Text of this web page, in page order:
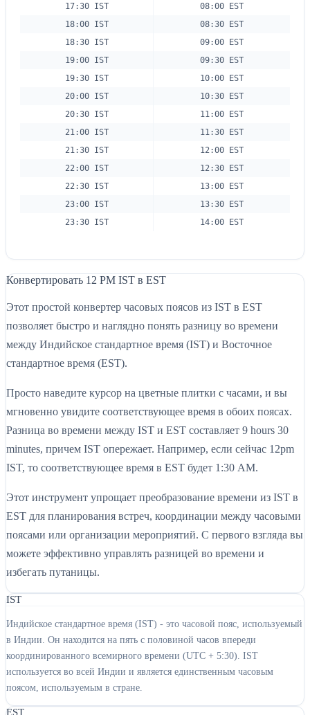
17:30 IST
08:00 EST
18:00 IST
08:30 EST
18:30 IST
09:00 EST
19:00 IST
09:30 EST
19:30 IST
10:00 EST
20:00 IST
10:30 EST
20:30 IST
11:00 EST
21:00 IST
11:30 EST
21:30 IST
12:00 EST
22:00 IST
12:30 EST
22:30 IST
13:00 EST
23:00 IST
13:30 EST
23:30 IST
14:00 EST
Конвертировать 12 PM IST в EST
Этот простой конвертер часовых поясов из IST в EST
позволяет быстро и наглядно понять разницу во времени
между Индийское стандартное время (IST) и Восточное
стандартное время (EST).
Просто наведите курсор на цветные плитки с часами, и вы
мгновенно увидите соответствующее время в обоих поясах.
Разница во времени между IST и EST составляет 9 hours 30
minutes, причем IST опережает. Например, если сейчас 12pm
IST, то соответствующее время в EST будет 1:30 AM.
Этот инструмент упрощает преобразование времени из IST в
EST для планирования встреч, координации между часовыми
поясами или организации мероприятий. С первого взгляда вы
можете эффективно управлять разницей во времени и
избегать путаницы.
IST
Индийское стандартное время (IST) - это часовой пояс, используемый
в Индии. Он находится на пять с половиной часов впереди
координированного всемирного времени (UTC + 5:30). IST
используется во всей Индии и является единственным часовым
поясом, используемым в стране.
EST